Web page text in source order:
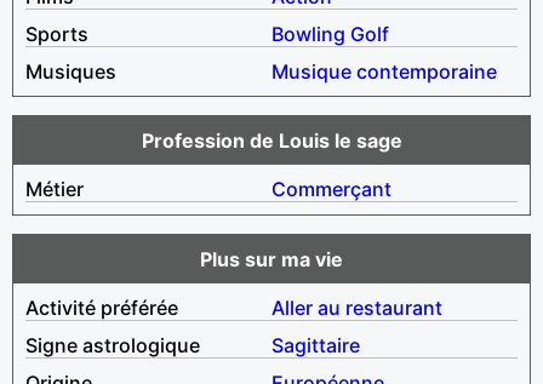
Sports
Bowling Golf
Musiques
Musique contemporaine
Profession de Louis le sage
Métier
Commerçant
Plus sur ma vie
Activité préférée
Aller au restaurant
Signe astrologique
Sagittaire